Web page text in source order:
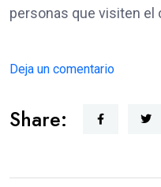
personas que visiten el
Deja un comentario
Share: